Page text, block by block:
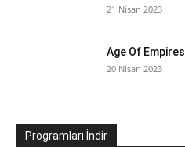
21 Nisan 2023
Age Of
20 Nisan 2023
Programları İndir